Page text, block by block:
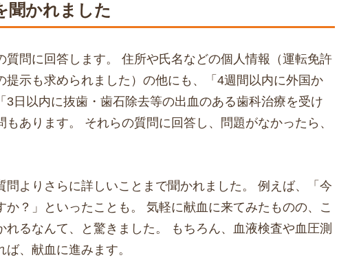
聞かれました
質問に回答します。 住所や氏名などの個人情報（運転免許
提示も求められました）の他にも、「4週間以内に外国か
3日以内に抜歯・歯石除去等の出血のある歯科治療を受け
もあります。 それらの質問に回答し、問題がなかったら、
問よりさらに詳しいことまで聞かれました。 例えば、「今
か？」といったことも。 気軽に献血に来てみたものの、こ
れるなんて、と驚きました。 もちろん、血液検査や血圧測
、献血に進みます。